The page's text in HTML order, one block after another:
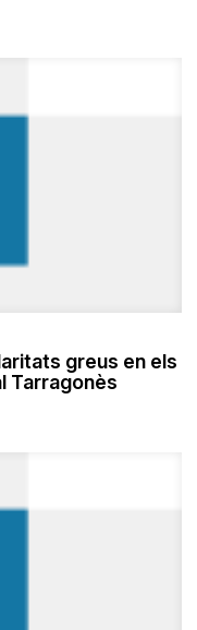
greus en els
Tarragonès